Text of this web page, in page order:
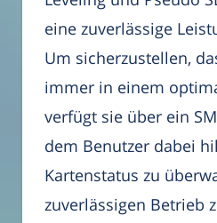
eine zuverlässige
Um sicherzustellen,
immer in einem
verfügt sie über ein
dem Benutzer dabei
Kartenstatus zu
zuverlässigen Betrieb